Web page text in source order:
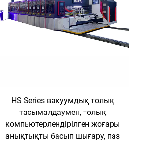
HS Series вакуумдық толық
тасымалдаумен, толық
компьютерлендірілген жоғары
анықтықты басып шығару, паз